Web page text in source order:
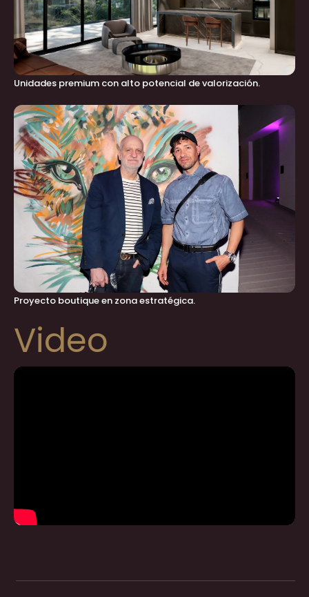
Unidades premium con alto potencial de valorización.
Proyecto boutique en zona estratégica.
Video